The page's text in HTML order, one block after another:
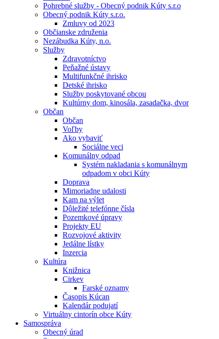
Pohrebné služby - Obecný podnik Kúty s.r.o
Obecný podnik Kúty s.r.o.
Zmluvy od 2023
Občianske združenia
Nezábudka Kúty, n.o.
Služby
Zdravotníctvo
Peňažné ústavy
Multifunkčné ihrisko
Detské ihrisko
Služby poskytované obcou
Kultúrny dom, kinosála, zasadačka, dvor
Občan
Občan
Voľby
Ako vybaviť
Sociálne veci
Komunálny odpad
Systém nakladania s komunálnym
odpadom v obci Kúty
Doprava
Mimoriadne udalosti
Kam na výlet
Dôležité telefónne čísla
Pozemkové úpravy
Projekty EU
Rozvojové aktivity
Jedálne lístky
Inzercia
Kultúra
Knižnica
Cirkev
Farské oznamy
Časopis Kúcan
Kalendár podujatí
Virtuálny cintorín obce Kúty
Samospráva
Obecný úrad